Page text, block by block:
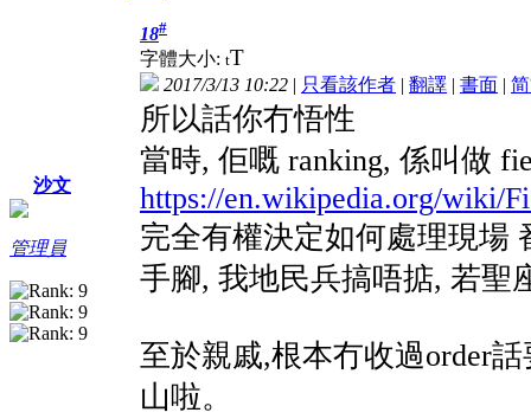
沙文
管理員
18#
字體大小: tT
2017/3/13 10:22 | 只看該作者 | 翻譯 | 書面 | 简
所以話你冇悟性
當時, 佢嘅 ranking, 係叫做
https://en.wikipedia.org/wiki/
完全有權決定如何處理現場
手腳, 我地民兵搞唔掂, 若聖
至於親戚,根本冇收過order
山啦。